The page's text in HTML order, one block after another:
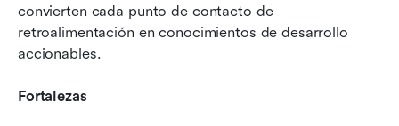
convierten cada punto de contacto de
retroalimentación en conocimientos de desarrollo
accionables.
Fortalezas